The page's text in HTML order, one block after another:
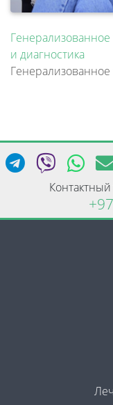
и диагностика